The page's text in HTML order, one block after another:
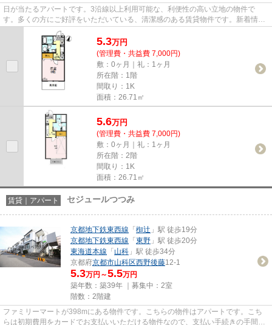
日が当たるアパートです。3沿線以上利用可能な、利便性の高い立地の物件で
す。多くの方にご好評をいただいている、清潔感のある賃貸物件です。新着情
報：セジュール鴨土の空室情報なら...
5.3万円
(管理費・共益費 7,000円)
敷：0ヶ月｜礼：1ヶ月
所在階：1階
間取り：1K
面積：26.71㎡
5.6万円
(管理費・共益費 7,000円)
敷：0ヶ月｜礼：1ヶ月
所在階：2階
間取り：1K
面積：26.71㎡
賃貸｜アパート セジュールつつみ
京都地下鉄東西線 「 椥辻 」駅 徒歩19分
京都地下鉄東西線 「 東野 」駅 徒歩20分
東海道本線 「 山科 」駅 徒歩34分
京都府京都市山科区西野後藤12-1
5.3万円～5.5万円
築年数：築39年 ｜募集中： 2室
階数：2階建
ファミリーマートが398mにある物件です。こちらの物件はアパートです。こち
らは初期費用をカードでお支払いいただける物件なので、支払い手続きの手間が